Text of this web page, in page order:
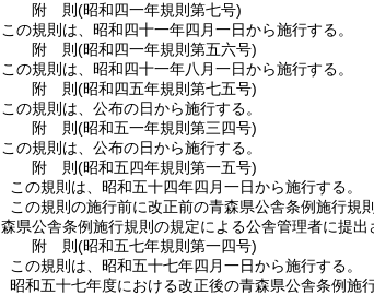
附 則(昭和四一年規則第七号)
この規則は、昭和四十一年四月一日から施行する。
附 則(昭和四一年規則第五六号)
この規則は、昭和四十一年八月一日から施行する。
附 則(昭和四五年規則第七五号)
この規則は、公布の日から施行する。
附 則(昭和五一年規則第三四号)
この規則は、公布の日から施行する。
附 則(昭和五四年規則第一五号)
この規則は、昭和五十四年四月一日から施行する。
この規則の施行前に改正前の青森県公舎条例施行
森県公舎条例施行規則の規定による公舎管理者に提出
附 則(昭和五七年規則第一四号)
この規則は、昭和五十七年四月一日から施行する。
昭和五十七年度における改正後の青森県公舎条例施